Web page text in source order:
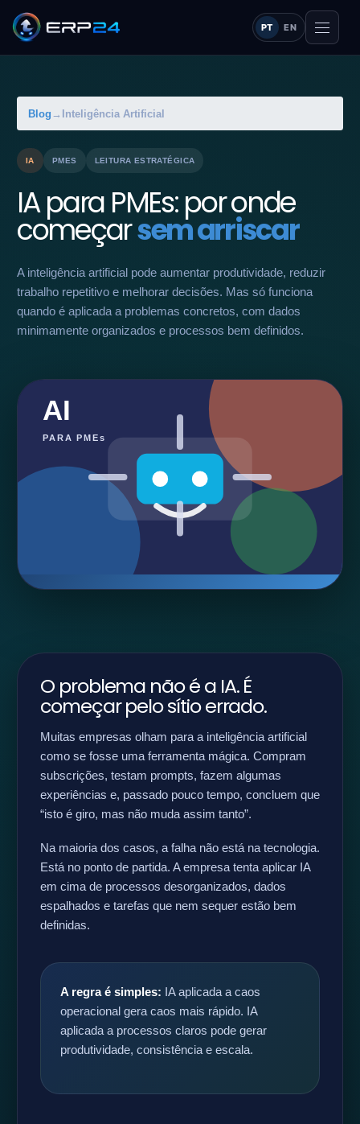
PT EN
Blog → Inteligência Artificial
IA PMES LEITURA ESTRATÉGICA
IA para PMEs: por onde
começarsem arriscar
A inteligência artificial pode aumentar produtividade, reduzir
trabalho repetitivo e melhorar decisões. Mas só funciona
quando é aplicada a problemas concretos, com dados
minimamente organizados e processos bem definidos.
AI
PARA PMEs
O problema não é a IA. É
começar pelo sítio errado.
Muitas empresas olham para a inteligência artificial
como se fosse uma ferramenta mágica. Compram
subscrições, testam prompts, fazem algumas
experiências e, passado pouco tempo, concluem que
“isto é giro, mas não muda assim tanto”.
Na maioria dos casos, a falha não está na tecnologia.
Está no ponto de partida. A empresa tenta aplicar IA
em cima de processos desorganizados, dados
espalhados e tarefas que nem sequer estão bem
definidas.
A regra é simples: IA aplicada a caos
operacional gera caos mais rápido. IA
aplicada a processos claros pode gerar
produtividade, consistência e escala.